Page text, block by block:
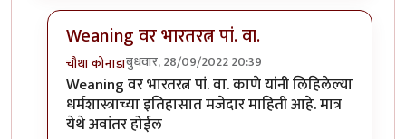
Weaning वर भारतरत्न पां. वा.
चौथा कोनाडाबुधवार, 28/09/2022 20:39
In reply toलेख आवडला. तेव्हाही तुमचेbyप्रचेतस
Weaning वर भारतरत्न पां. वा. काणे यांनी लिहिलेल्या
धर्मशास्त्राच्या इतिहासात मजेदार माहिती आहे. मात्र
येथे अवांतर होईल